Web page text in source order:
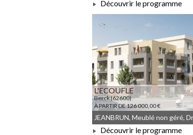
À PARTIR DE 152 400,00 €
Découvrir le programme
L'ECOUFLE
Berck (62600)
À PARTIR DE 126 000,00 €
Découvrir le programme